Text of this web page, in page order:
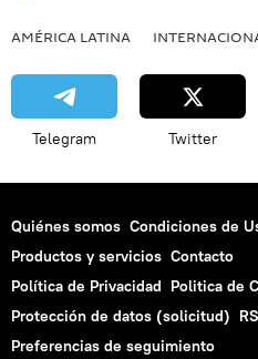
AMÉRICA LATINA
Telegram Twitter
Quiénes somos Condiciones de
Productos y servicios Contacto
Política de Privacidad Politica de
Protección de datos (solicitud)
Preferencias de seguimiento